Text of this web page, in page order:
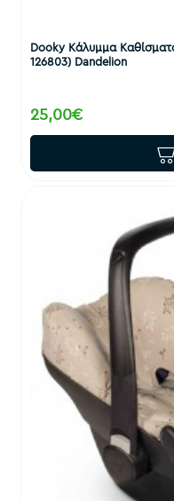
Dooky Κάλυμμα
126803) Dandelion
25,00€